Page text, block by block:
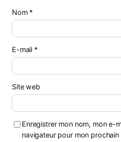
Nom *
E-mail *
Site web
Enregistrer mon nom, mon e-
navigateur pour mon prochain